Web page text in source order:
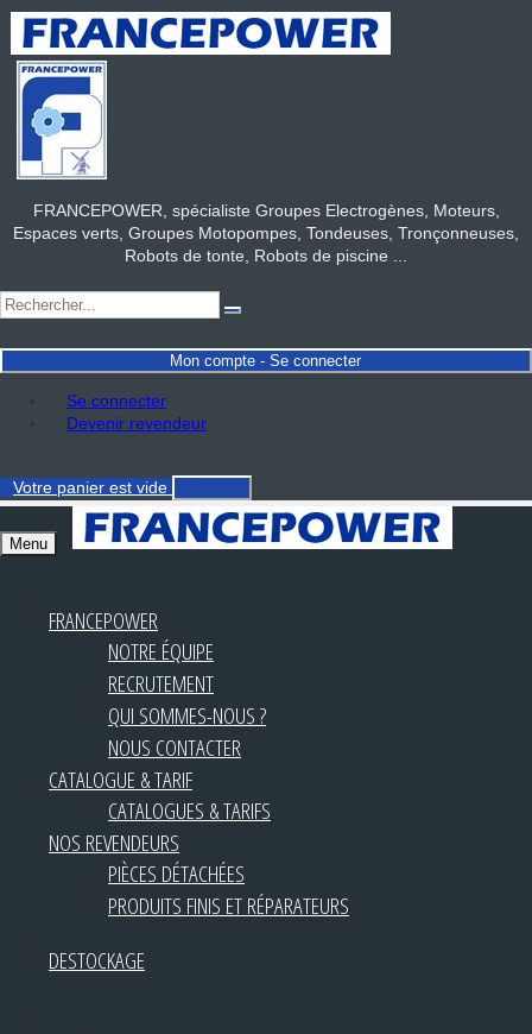
FRANCEPOWER, spécialiste Groupes Electrogènes, Moteurs,
Espaces verts, Groupes Motopompes, Tondeuses, Tronçonneuses,
Robots de tonte, Robots de piscine ...
Mon compte - Se connecter
Se connecter
Devenir revendeur
Votre panier est vide
Menu
FRANCEPOWER
NOTRE ÉQUIPE
RECRUTEMENT
QUI SOMMES-NOUS ?
NOUS CONTACTER
CATALOGUE & TARIF
CATALOGUES & TARIFS
NOS REVENDEURS
PIÈCES DÉTACHÉES
PRODUITS FINIS ET RÉPARATEURS
DESTOCKAGE